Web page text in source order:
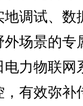
调试、数
场景的专
力物联网
有效弥补